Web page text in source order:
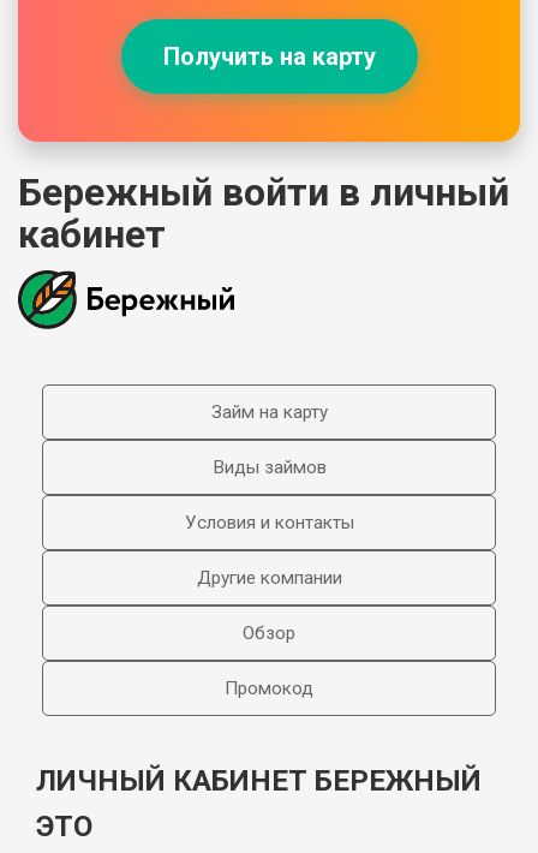
Получить на карту
Бережный войти в личный
кабинет
Займ на карту
Виды займов
Условия и контакты
Другие компании
Обзор
Промокод
ЛИЧНЫЙ КАБИНЕТ БЕРЕЖНЫЙ
ЭТО